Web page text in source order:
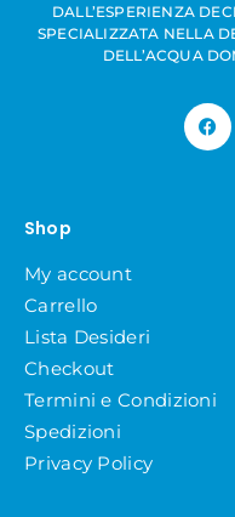
DALL’ESPERIENZA
SPECIALIZZATA NELLA
DELL’ACQUA
Shop
My account
Carrello
Lista Desideri
Checkout
Termini e Condizioni
Spedizioni
Privacy Policy